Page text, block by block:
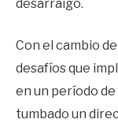
desarraigo.
Con el cambio
desafíos que
en un período de
tumbado un